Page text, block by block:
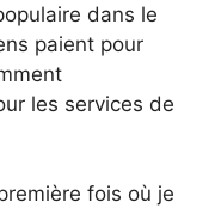
dans le
paient pour
les services de
fois où je